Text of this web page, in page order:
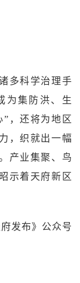
多科学治理手
为集防洪、生
，还将为地区
，织就出一幅
产业集聚、鸟
示着天府新区
发布》公众号